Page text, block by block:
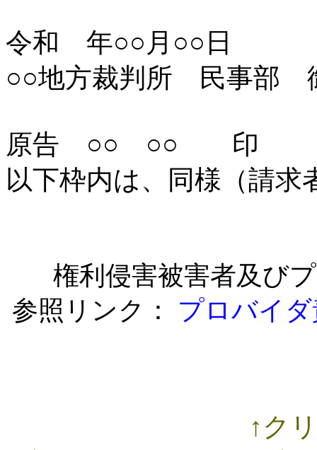
令和 年○○月○○日
○○地方裁判所 民事部
原告 ○○ ○○ 印
以下枠内は、同様（請
権利侵害被害者及び
参照リンク： プロバイ
↑ク